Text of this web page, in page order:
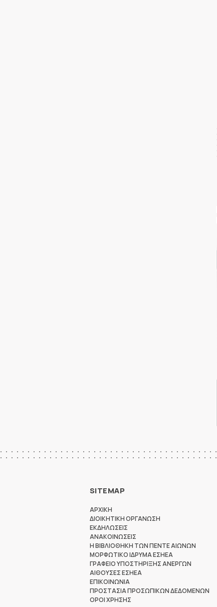
SITEMAP
ΑΡΧΙΚΗ
ΔΙΟΙΚΗΤΙΚΗ ΟΡΓΑΝΩΣΗ
ΕΚΔΗΛΩΣΕΙΣ
ΑΝΑΚΟΙΝΩΣΕΙΣ
Η ΒΙΒΛΙΟΘΗΚΗ ΤΩΝ ΠΕΝΤΕ ΑΙΩΝΩΝ
ΜΟΡΦΩΤΙΚΟ ΙΔΡΥΜΑ ΕΣΗΕΑ
ΓΡΑΦΕΙΟ ΥΠΟΣΤΗΡΙΞΗΣ ΑΝΕΡΓΩΝ
ΑΙΘΟΥΣΕΣ ΕΣΗΕΑ
ΕΠΙΚΟΙΝΩΝΙΑ
ΠΡΟΣΤΑΣΙΑ ΠΡΟΣΩΠΙΚΩΝ ΔΕΔΟΜΕΝΩΝ
ΟΡΟΙ ΧΡΗΣΗΣ